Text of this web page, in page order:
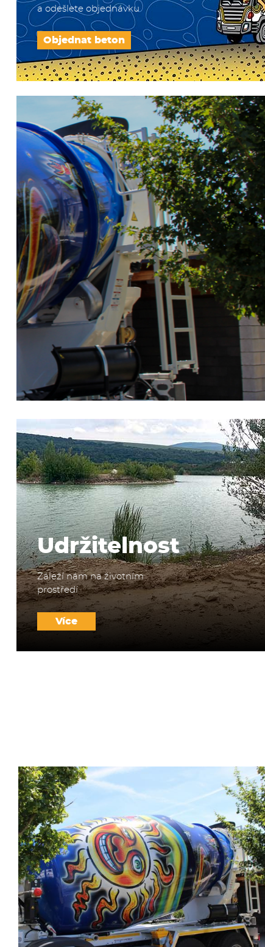
a odešlete objednávku
Objednat beton
ZAPA NEXT
Díky využití druhotných surovin snižujeme
skládkování a šetříme neobnovitelné přírodní
nutné pro výrobu betonu, myslíme na trvale
rozvoj stavebního průmyslu
Více
Udržitelnost
Záleží nám na životním
prostředí
Více